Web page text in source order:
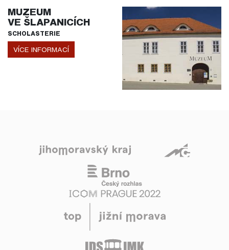
MUZEUM
VE ŠLAPANICÍCH
SCHOLASTERIE
VÍCE INFORMACÍ